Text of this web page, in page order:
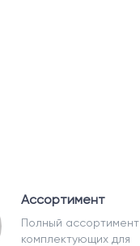
Ассортимент
Полный ассортимент
комплектующих для